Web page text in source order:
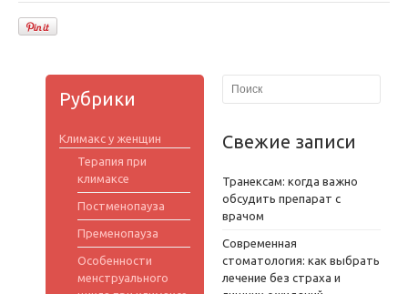
Рубрики
Климакс у женщин
Терапия при
климаксе
Постменопауза
Пременопауза
Особенности
менструального
Свежие записи
Транексам: когда важно
обсудить препарат с
врачом
Современная
стоматология: как выбрать
лечение без страха и